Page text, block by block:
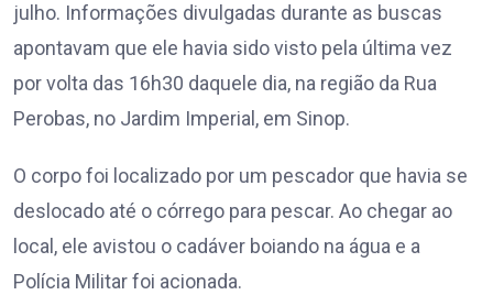
julho. Informações divulgadas durante as buscas
apontavam que ele havia sido visto pela última vez
por volta das 16h30 daquele dia, na região da Rua
Perobas, no Jardim Imperial, em Sinop.
O corpo foi localizado por um pescador que havia se
deslocado até o córrego para pescar. Ao chegar ao
local, ele avistou o cadáver boiando na água e a
Polícia Militar foi acionada.